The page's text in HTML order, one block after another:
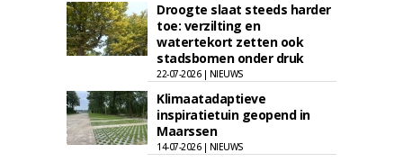
Droogte slaat steeds harder
toe: verzilting en
watertekort zetten ook
stadsbomen onder druk
22-07-2026 | NIEUWS
Klimaatadaptieve
inspiratietuin geopend in
Maarssen
14-07-2026 | NIEUWS